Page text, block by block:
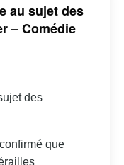
au sujet des
– Comédie
des
que